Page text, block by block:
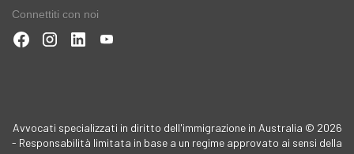
Connettiti con noi
Avvocati specializzati in diritto dell'immigrazione in Australia © 2026
- Responsabilità limitata in base a un regime approvato ai sensi della